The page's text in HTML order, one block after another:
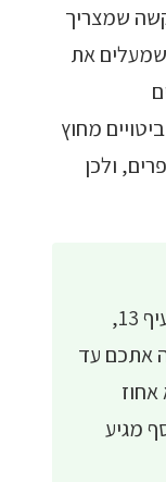
ועד 100% במצב קשה שמצריך
שמעלים את
מחוץ
ולכן
נבדוק את התיק הרפואי שלכם מול סעיף 13,
אתכם עד
מגיע